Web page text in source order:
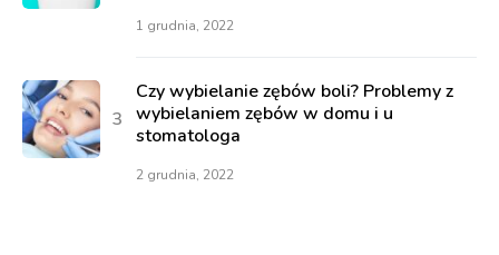
1 grudnia, 2022
Czy wybielanie zębów boli? Problemy z
wybielaniem zębów w domu i u
stomatologa
2 grudnia, 2022